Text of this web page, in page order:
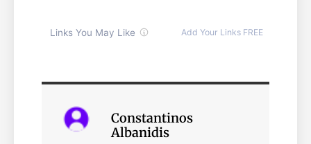
Constantinos
Albanidis